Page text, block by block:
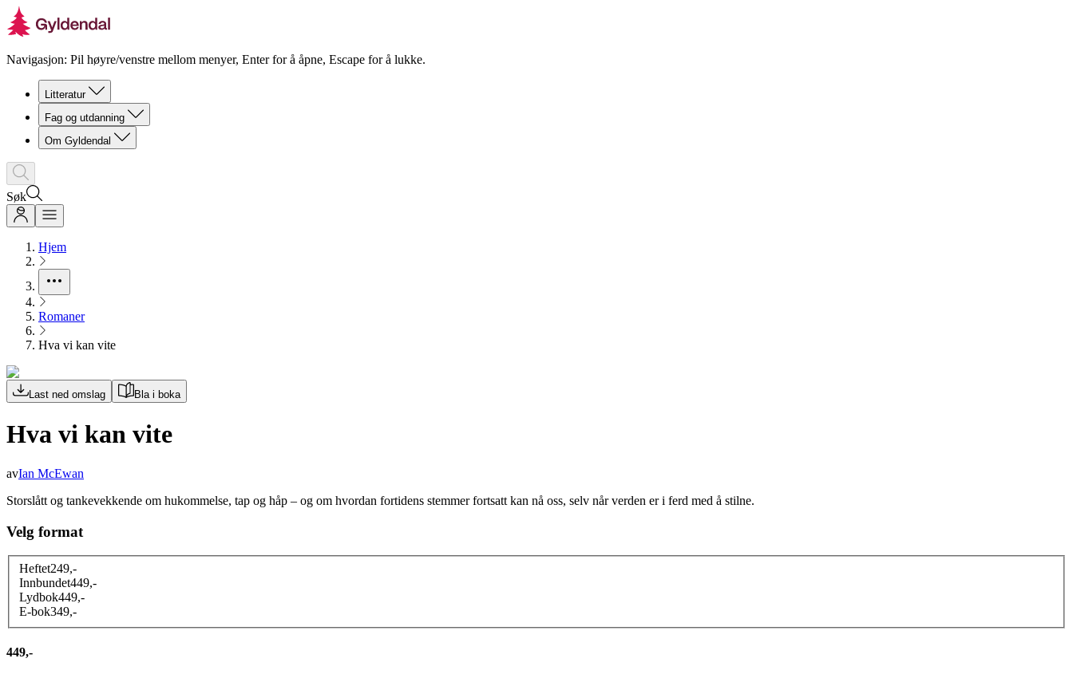
Navigasjon: Pil høyre/venstre mellom menyer, Enter for å åpne, Escape for å lukke.
Litteratur
Fag og utdanning
Om Gyldendal
Søk
Hjem
Romaner
Hva vi kan vite
Last ned omslag Bla i boka
Hva vi kan vite
avIan McEwan
Storslått og tankevekkende om hukommelse, tap og håp – og om hvordan fortidens stemmer fortsatt kan nå oss, selv når verden er i ferd med å stilne.
Velg format
Heftet249,-
Innbundet449,-
Lydbok449,-
E-bok349,-
449,-